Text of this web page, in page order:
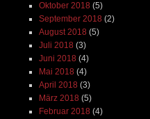
Oktober 2018 (5)
September 2018 (2)
August 2018 (5)
Juli 2018 (3)
Juni 2018 (4)
Mai 2018 (4)
April 2018 (3)
März 2018 (5)
Februar 2018 (4)